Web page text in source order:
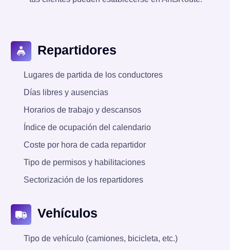
Repartidores
Lugares de partida de los conductores
Días libres y ausencias
Horarios de trabajo y descansos
Índice de ocupación del calendario
Coste por hora de cada repartidor
Tipo de permisos y habilitaciones
Sectorización de los repartidores
Vehículos
Tipo de vehículo (camiones, bicicleta, etc.)